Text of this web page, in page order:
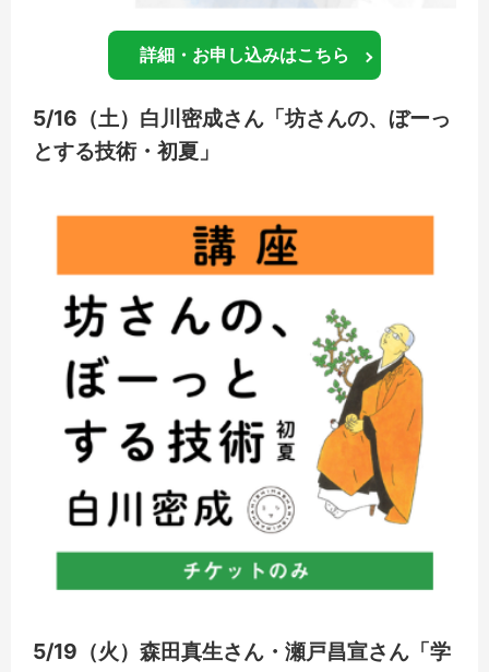
詳細・お申し込みはこちら
5/16（土）白川密成さん「坊さんの、ぼーっ
とする技術・初夏」
5/19（火）森田真生さん・瀬戸昌宣さん「学